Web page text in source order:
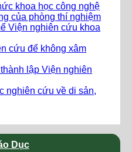
khoa học công nghệ
của phòng thí nghiệm
Viện nghiên cứu khoa
cứu để không xâm
lập Viện nghiên
nghiên cứu về di sản,
Dục